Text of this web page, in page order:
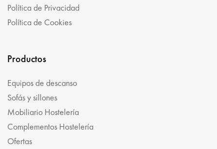
Política de Privacidad
Política de Cookies
Productos
Equipos de descanso
Sofás y sillones
Mobiliario Hostelería
Complementos Hostelería
Ofertas